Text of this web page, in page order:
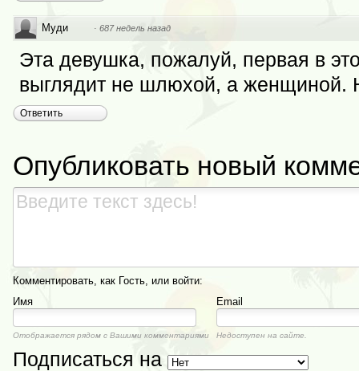
Муди · 687 недель назад
Эта девушка, пожалуй, первая в
выглядит не шлюхой, а женщиной.
Ответить
Опубликовать новый
Комментировать, как Гость, или войти:
Имя
Email
Отображается рядом с Вашими комментариями Недоступен на сайте.
Подписаться на